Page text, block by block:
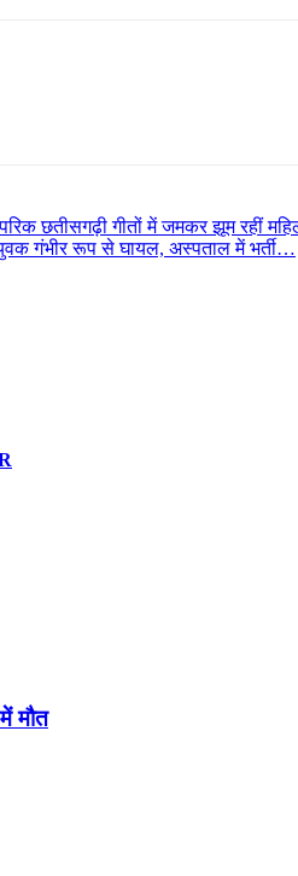
छतीसगढ़ी गीतों में जमकर झूम रहीं
गंभीर रूप से घायल, अस्पताल में भर्ती…
मौत